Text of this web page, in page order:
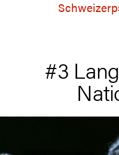
#3